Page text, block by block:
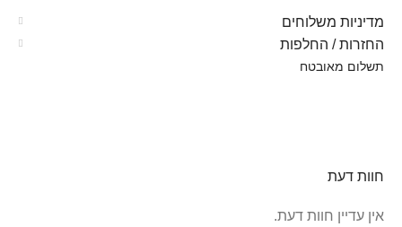
מדיניות משלוחים
החזרות / החלפות
תשלום מאובטח
חוות דעת
אין עדיין חוות דעת.